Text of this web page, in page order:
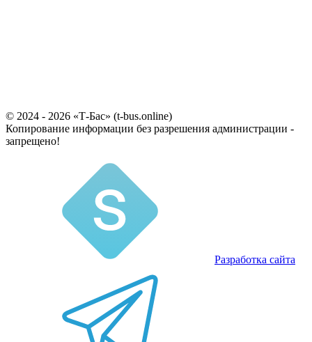
© 2024 - 2026 «Т-Бас» (t-bus.online)
Копирование информации без разрешения администрации -
запрещено!
Разработка сайта